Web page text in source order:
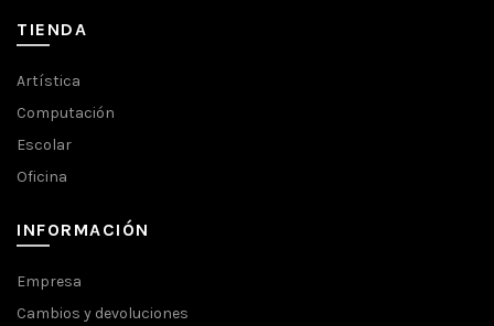
TIENDA
Artística
Computación
Escolar
Oficina
INFORMACIÓN
Empresa
Cambios y devoluciones